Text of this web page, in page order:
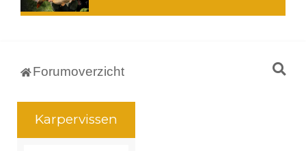
Forumoverzicht
Z
Karpervissen